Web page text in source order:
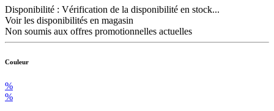
Disponibilité : Vérification de la disponibilité en stock...
Voir les disponibilités en magasin
Non soumis aux offres promotionnelles actuelles
Couleur
%
%